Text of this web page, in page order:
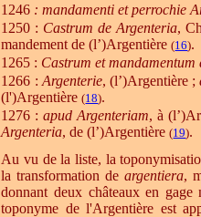
1246 : mandamenti et perrochie
1250 : Castrum de Argenteria,
mandement de (l’)Argentière(16).
1 265 : Castrum et mandamentum
1266 : Argenterie, (l’)Argentière ;
(l')Argentière(18).
1276 :apud Argenteriam, à
Argenteria, de (l’)Argentière(19).
Au vu de la liste, la
la transformation deargentiera,
donnant deux châteaux en
toponyme de l'Argentière est